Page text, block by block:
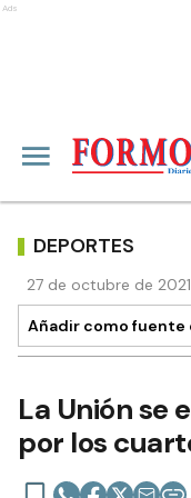
Ads
DEPORTES
27 de octubre de
Añadir como fuente
La Unión se
por los